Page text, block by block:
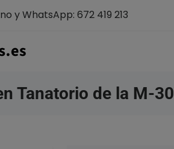
y WhatsApp: 672 419 213
Tanatorio de la M-30